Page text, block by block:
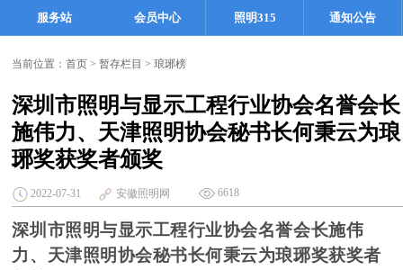
服务站 会员中心 照明315 通知公告
当前位置：首页 >暂存栏目 >琅琊榜
深圳市照明与显示工程行业协会名誉会长
施伟力、天津照明协会秘书长何秉云为琅
琊奖获奖者颁奖
2022-07-31 安徽照明网 6618
深圳市照明与显示工程行业协会名誉会长施伟
力、天津照明协会秘书长何秉云为琅琊奖获奖者